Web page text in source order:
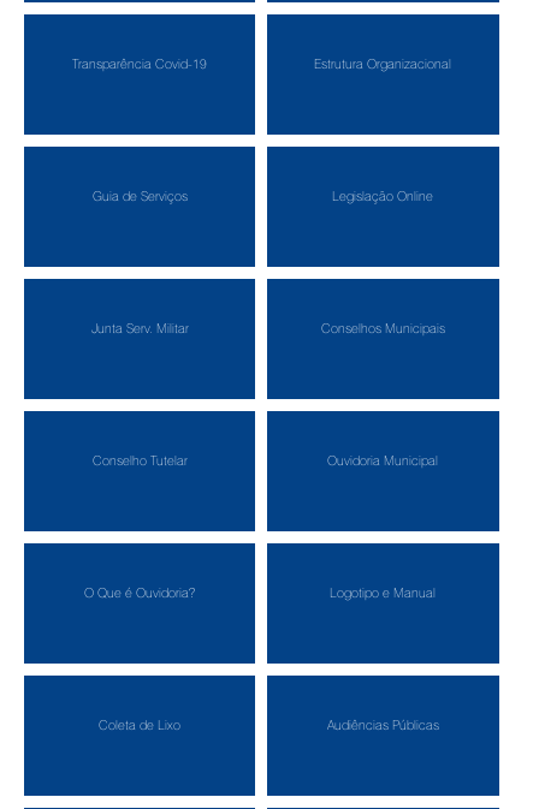
Transparência Covid-19 Estrutura Organizacional
Guia de Serviços Legislação Online
Junta Serv. Militar Conselhos Municipais
Conselho Tutelar Ouvidoria Municipal
O Que é Ouvidoria? Logotipo e Manual
Coleta de Lixo Audiências Públicas